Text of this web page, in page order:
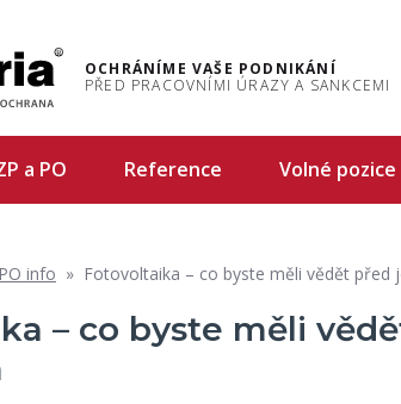
OCHRÁNÍME VAŠE PODNIKÁNÍ
PŘED PRACOVNÍMI ÚRAZY A SANKCEMI
a PO Reference Volné pozice
info » Fotovoltaika – co byste měli vědět před
– co byste měli